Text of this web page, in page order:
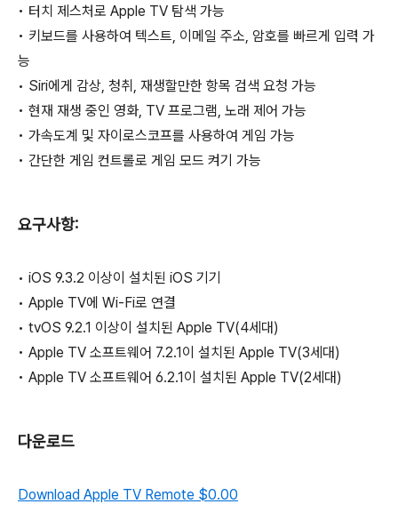
• 터치 제스처로 Apple TV 탐색 가능
• 키보드를 사용하여 텍스트, 이메일 주소, 암호를 빠르게 입력 가
능
• Siri에게 감상, 청취, 재생할만한 항목 검색 요청 가능
• 현재 재생 중인 영화, TV 프로그램, 노래 제어 가능
• 가속도계 및 자이로스코프를 사용하여 게임 가능
• 간단한 게임 컨트롤로 게임 모드 켜기 가능
요구사항:
• iOS 9.3.2 이상이 설치된 iOS 기기
• Apple TV에 Wi-Fi로 연결
• tvOS 9.2.1 이상이 설치된 Apple TV(4세대)
• Apple TV 소프트웨어 7.2.1이 설치된 Apple TV(3세대)
• Apple TV 소프트웨어 6.2.1이 설치된 Apple TV(2세대)
다운로드
Download Apple TV Remote $0.00